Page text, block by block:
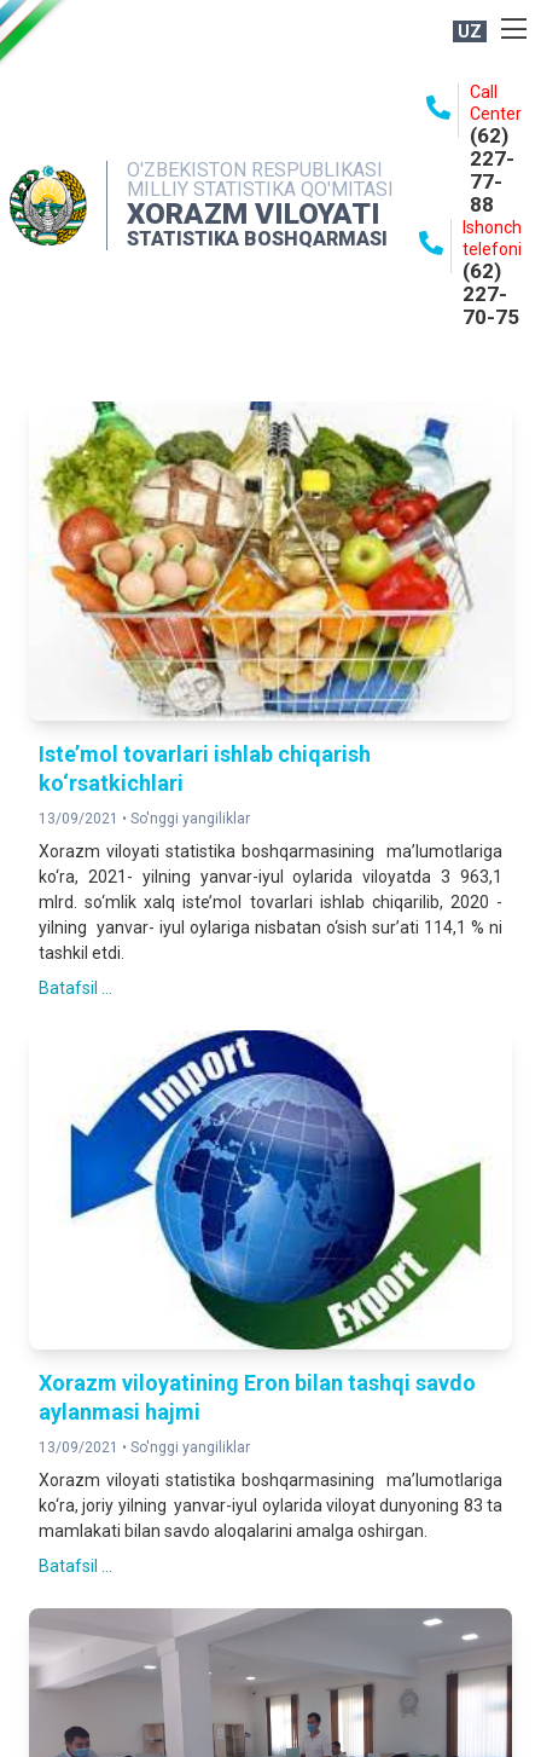
UZ
O'ZBEKISTON RESPUBLIKASI
MILLIY STATISTIKA QO'MITASI
XORAZM VILOYATI
STATISTIKA BOSHQARMASI
Call
Center
(62)
227-
77-
88
Ishonch
telefoni
(62)
227-
70-75
NASHRLAR
INTERAKTIV XIZMATLAR
MATBUOT XIZMATI
Iste’mol tovarlari ishlab chiqarish
ko‘rsatkichlari
13/09/2021 • So'nggi yangiliklar
Xorazm viloyati statistika boshqarmasining ma’lumotlariga
ko‘ra, 2021- yilning yanvar-iyul oylarida viloyatda 3 963,1
mlrd. so‘mlik xalq iste’mol tovarlari ishlab chiqarilib, 2020 -
yilning yanvar- iyul oylariga nisbatan o‘sish sur’ati 114,1 % ni
tashkil etdi.
Batafsil ...
Xorazm viloyatining Eron bilan tashqi savdo
aylanmasi hajmi
13/09/2021 • So'nggi yangiliklar
Xorazm viloyati statistika boshqarmasining ma’lumotlariga
ko‘ra, joriy yilning yanvar-iyul oylarida viloyat dunyoning 83 ta
mamlakati bilan savdo aloqalarini amalga oshirgan.
Batafsil ...